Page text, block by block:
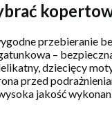
przebieranie
–
dziecięcy
przed
jakość